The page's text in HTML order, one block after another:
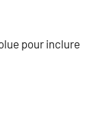
pour inclure